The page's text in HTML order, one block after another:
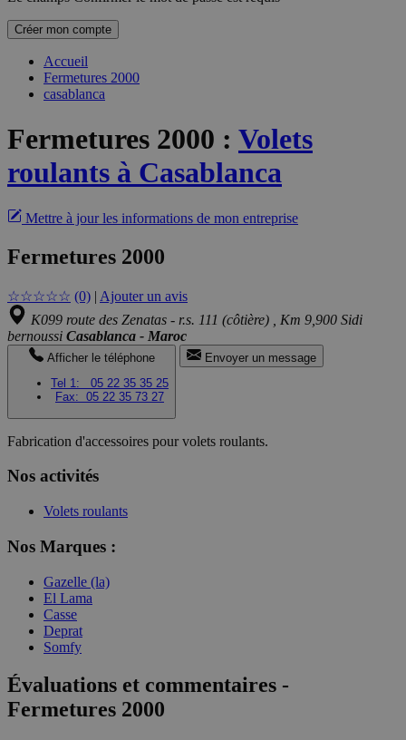
Créer mon compte
Accueil
Fermetures 2000
casablanca
Fermetures 2000 : Volets
roulants à Casablanca
Mettre à jour les informations de mon entreprise
Fermetures 2000
☆☆☆☆☆ (0) | Ajouter un avis
K099 route des Zenatas - r.s. 111 (côtière) , Km 9,900 Sidi
bernoussi Casablanca - Maroc
Afficher le téléphone
Tel 1:
05 22 35 35 25
Fax: 05 22 35 73 27
Envoyer un message
Fabrication d'accessoires pour volets roulants.
Nos activités
Volets roulants
Nos Marques :
Gazelle (la)
El Lama
Casse
Deprat
Somfy
Évaluations et commentaires -
Fermetures 2000